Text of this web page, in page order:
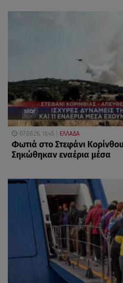
07.08.26, 18:45 ΕΛΛΑΔΑ
Φωτιά στο Στεφάνι
Σηκώθηκαν εναέρια μέσα